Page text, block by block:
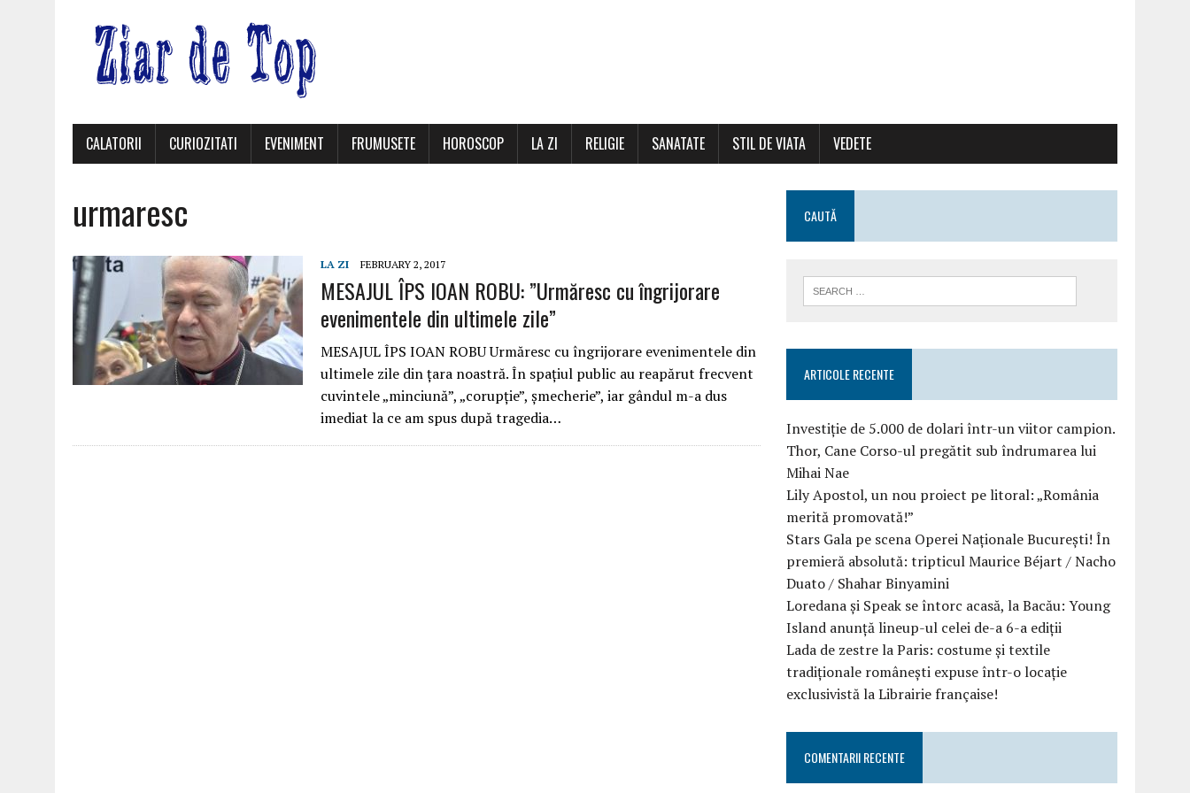
CALATORII CURIOZITATI EVENIMENT FRUMUSETE HOROSCOP LA ZI RELIGIE SANATATE STIL DE VIATA VEDETE
urmaresc
LA ZI FEBRUARY 2, 2017
MESAJUL ÎPS IOAN ROBU: ”Urmăresc cu îngrijorare
evenimentele din ultimele zile”
MESAJUL ÎPS IOAN ROBU Urmăresc cu îngrijorare evenimentele din
ultimele zile din țara noastră. În spațiul public au reapărut frecvent
cuvintele „minciună”, „corupție”, șmecherie”, iar gândul m-a dus
imediat la ce am spus după tragedia…
CAUTĂ
ARTICOLE RECENTE
Investiție de 5.000 de dolari într-un viitor campion.
Thor, Cane Corso-ul pregătit sub îndrumarea lui
Mihai Nae
Lily Apostol, un nou proiect pe litoral: „România
merită promovată!”
Stars Gala pe scena Operei Naționale București! În
premieră absolută: tripticul Maurice Béjart / Nacho
Duato / Shahar Binyamini
Loredana și Speak se întorc acasă, la Bacău: Young
Island anunță lineup-ul celei de-a 6-a ediții
Lada de zestre la Paris: costume și textile
tradiționale românești expuse într-o locație
exclusivistă la Librairie française!
COMENTARII RECENTE